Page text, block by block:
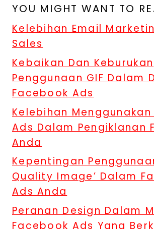
YOU MIGHT WANT TO
Kelebihan Email
Sales
Kebaikan Dan Keburukan
Penggunaan GIF Dalam
Facebook Ads
Kelebihan
Ads Dalam Pengiklanan
Anda
Kepentingan
Quality Image’ Dalam
Ads Anda
Peranan Design Dalam
Facebook Ads Yang